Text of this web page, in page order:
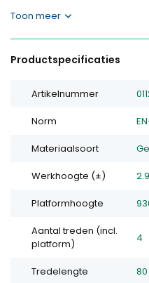
Toon meer
Productspecificaties
Artikelnummer
Norm
Materiaalsoort
Werkhoogte (±)
Platformhoogte
Aantal treden (incl.
platform)
4
Tredelengte